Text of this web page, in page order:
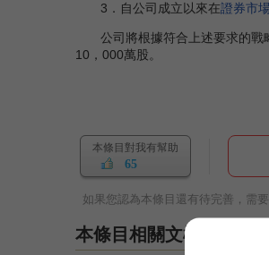
3．自公司成立以來在證券市
公司將根據符合上述要求的戰略
10，000萬股。
本條目對我有幫助
65
如果您認為本條目還有待完善，需
本條目相關文檔